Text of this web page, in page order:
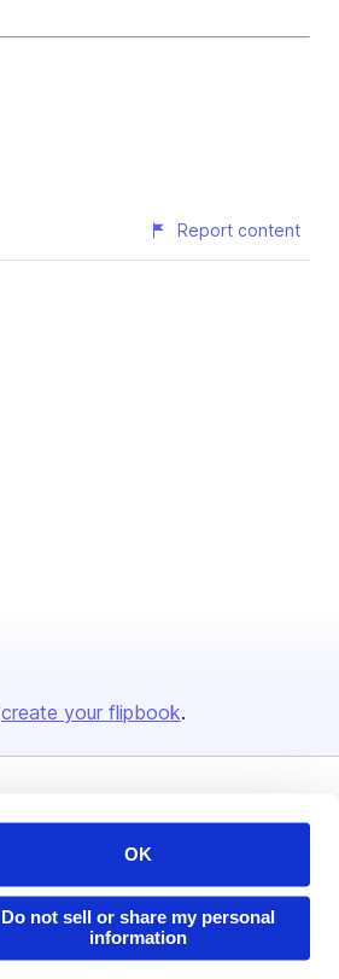
OK
Do not sell or share my personal
information
Report content
create your flipbook.
Resources
Publisher Directory
Redeem Code